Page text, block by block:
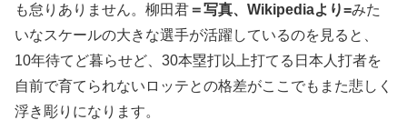
も怠りありません。柳田君＝写真、Wikipediaより=みた
いなスケールの大きな選手が活躍しているのを見ると、
10年待てど暮らせど、30本塁打以上打てる日本人打者を
自前で育てられないロッテとの格差がここでもまた悲しく
浮き彫りになります。